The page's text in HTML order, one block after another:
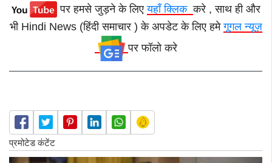
पर हमसे जुड़ने के लिएयहाँ क्लिककरे , साथ ही और
भी Hindi News (हिंदी समाचार ) के अपडेट के लिए हमेगूगल न्यूज़
पर फॉलो करे